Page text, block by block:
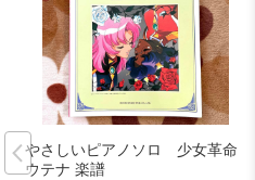
やさしいピアノソロ 少女革命
ウテナ 楽譜